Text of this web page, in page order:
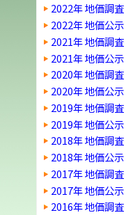
2022年 地価調査
2022年 地価公示
2021年 地価調査
2021年 地価公示
2020年 地価調査
2020年 地価公示
2019年 地価調査
2019年 地価公示
2018年 地価調査
2018年 地価公示
2017年 地価調査
2017年 地価公示
2016年 地価調査